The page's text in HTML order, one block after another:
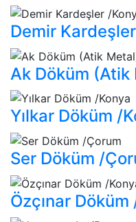
Demir
Ak Döküm
Yılkar Döküm /
Ser Döküm /
Özçınar Döküm